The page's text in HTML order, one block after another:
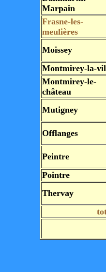
Marpain
Frasne-les-
meulières
Moissey
Montmirey-la-
Montmirey-le-
château
Mutigney
Offlanges
Peintre
Pointre
Thervay